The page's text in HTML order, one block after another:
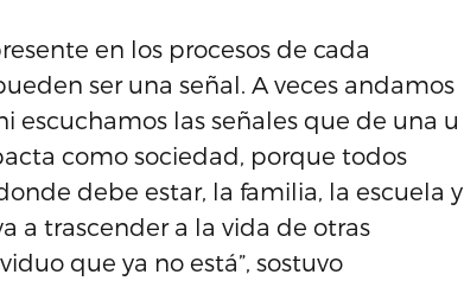
en los procesos de cada
ser una señal. A veces andamos
escuchamos las señales que de una u
como sociedad, porque todos
debe estar, la familia, la escuela y
a trascender a la vida de otras
que ya no está”, sostuvo